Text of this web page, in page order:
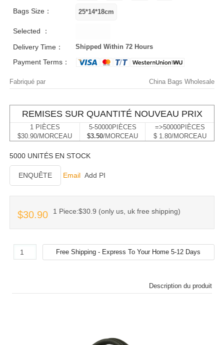
Bags Size：
Selected ：
Delivery Time：
Shipped Within 72 Hours
Payment Terms：
Fabriqué par China Bags Wholesale
REMISES SUR QUANTITÉ NOUVEAU PRIX
1 PIÈCES
$30.90/MORCEAU
5-50000PIÈCES
$3.50/MORCEAU
=>50000PIÈCES
$ 1.80/MORCEAU
5000 UNITÉS EN STOCK
ENQUÊTE Email Add PI
$30.90 1 Piece:$30.9 (only us, uk free shipping)
Description du produit